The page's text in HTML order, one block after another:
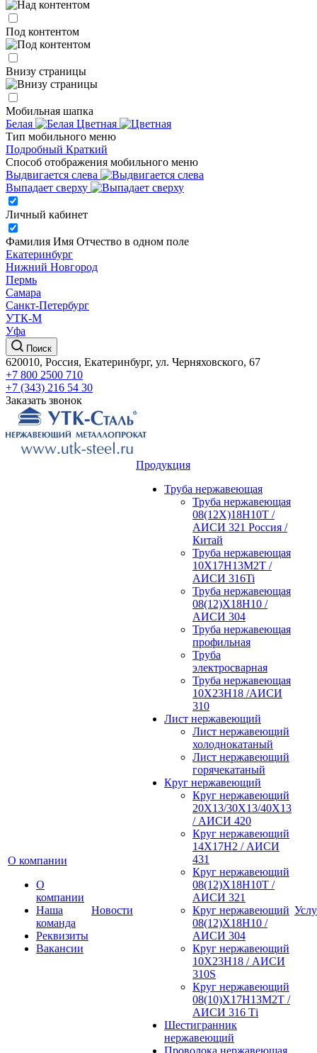
Под контентом
Внизу страницы
Мобильная шапка
Белая
Цветная
Тип мобильного меню
Подробный Краткий
Способ отображения мобильного меню
Выдвигается слева
Выпадает сверху
Личный кабинет
Фамилия Имя Отчество в одном поле
Екатеринбург
Нижний Новгород
Пермь
Самара
Санкт-Петербург
УТК-М
Уфа
Поиск
620010, Россия, Екатеринбург, ул. Черняховского, 67
+7 800 2500 710
+7 (343) 216 54 30
Заказать звонок
О компании
О
компании
Наша
команда
Реквизиты
Вакансии
Новости
Продукция
Труба нержавеющая
Труба нержавеющая
08(12Х)18Н10Т /
АИСИ 321 Россия /
Китай
Труба нержавеющая
10Х17Н13М2Т /
АИСИ 316Ti
Труба нержавеющая
08(12)Х18Н10 /
АИСИ 304
Труба нержавеющая
профильная
Труба
электросварная
Труба нержавеющая
10Х23Н18 /АИСИ
310
Лист нержавеющий
Лист нержавеющий
холоднокатаный
Лист нержавеющий
горячекатаный
Круг нержавеющий
Круг нержавеющий
20Х13/30Х13/40Х13
/ АИСИ 420
Круг нержавеющий
14Х17Н2 / АИСИ
431
Круг нержавеющий
08(12)Х18Н10Т /
АИСИ 321
Круг нержавеющий
08(12)Х18Н10 /
АИСИ 304
Круг нержавеющий
10Х23Н18 / АИСИ
310S
Круг нержавеющий
08(10)Х17Н13М2Т /
АИСИ 316 Тi
Шестигранник
нержавеющий
Проволока нержавеющая